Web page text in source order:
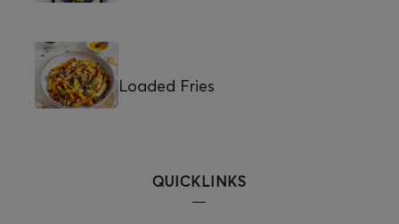
Loaded Fries
QUICKLINKS